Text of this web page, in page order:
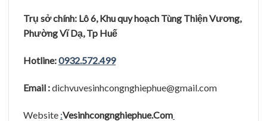
Trụ sởchính: Lô6, Khu quy hoạch Tùng Thiện Vương,
Phường Vĩ Dạ, Tp Huê
Hotline:0932.572.499
Email :dichvuvesinhcongnghiephue@gmail.com
Website :Vesinhcongnghiephue.Com